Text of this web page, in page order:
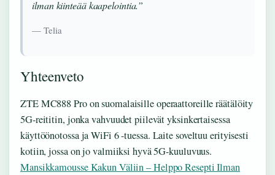
ilman kiinteää kaapelointia.”
— Telia
Yhteenveto
ZTE MC888 Pro on suomalaisille operaattoreille räätälöity
5G-reititin, jonka vahvuudet piilevät yksinkertaisessa
käyttöönotossa ja WiFi 6 -tuessa. Laite soveltuu erityisesti
kotiin, jossa on jo valmiiksi hyvä 5G-kuuluvuus.
Mansikkamousse Kakun Väliin – Helppo Resepti Ilman